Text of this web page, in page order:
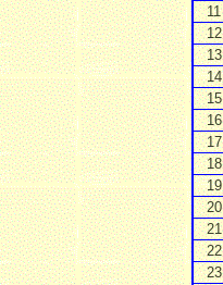
11
12
13
14
15
16
17
18
19
20
21
22
23